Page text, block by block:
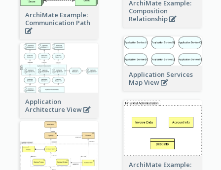
ArchiMate Example:
Composition
Relationship
ArchiMate Example:
Communication Path
Application Services
Map View
Application
Architecture View
ArchiMate Example: